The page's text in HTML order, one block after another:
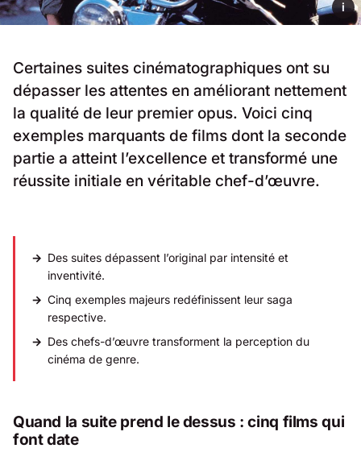
i
Certaines suites cinématographiques ont su
dépasser les attentes en améliorant nettement
la qualité de leur premier opus. Voici cinq
exemples marquants de films dont la seconde
partie a atteint l’excellence et transformé une
réussite initiale en véritable chef-d’œuvre.
Des suites dépassent l’original par intensité et
inventivité.
Cinq exemples majeurs redéfinissent leur saga
respective.
Des chefs-d’œuvre transforment la perception du
cinéma de genre.
Quand la suite prend le dessus : cinq films qui
font date